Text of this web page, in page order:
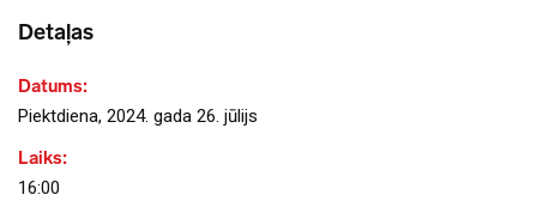
Detaļas
Datums:
Piektdiena, 2024. gada 26. jūlijs
Laiks:
16:00